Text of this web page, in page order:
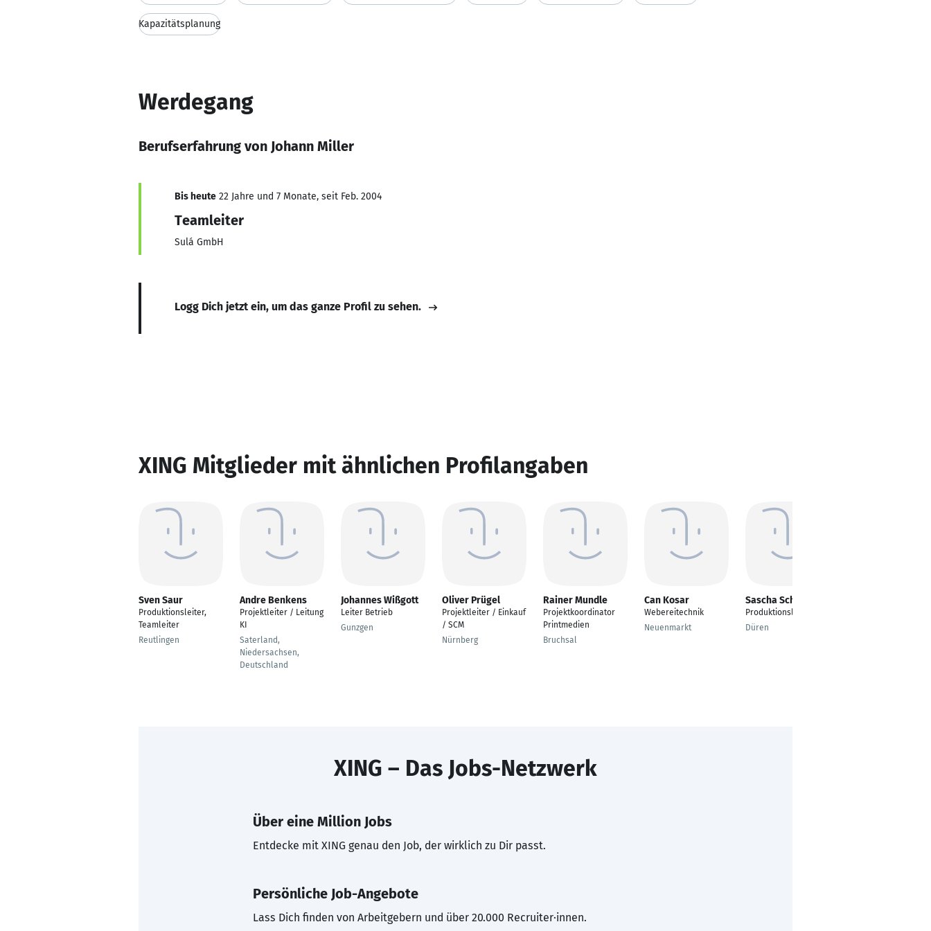
Kapazitätsplanung
Werdegang
Berufserfahrung von Johann Miller
Bis heute 22 Jahre und 7 Monate, seit Feb. 2004
Teamleiter
Sulá GmbH
Logg Dich jetzt ein, um das ganze Profil zu sehen.
XING Mitglieder mit ähnlichen Profilangaben
Sven Saur
Produktionsleiter,
Teamleiter
Reutlingen
Andre Benkens
Projektleiter / Leitung
KI
Saterland,
Niedersachsen,
Deutschland
Johannes Wißgott
Leiter Betrieb
Gunzgen
Oliver Prügel
Projektleiter / Einkauf
/ SCM
Nürnberg
Rainer Mundle
Projektkoordinator
Printmedien
Bruchsal
Can Kosar
Webereitechnik
Neuenmarkt
Sascha Schleibach
Produktionsleiter
Düren
XING – Das Jobs-Netzwerk
Über eine Million Jobs
Entdecke mit XING genau den Job, der wirklich zu Dir passt.
Persönliche Job-Angebote
Lass Dich finden von Arbeitgebern und über 20.000 Recruiter·innen.